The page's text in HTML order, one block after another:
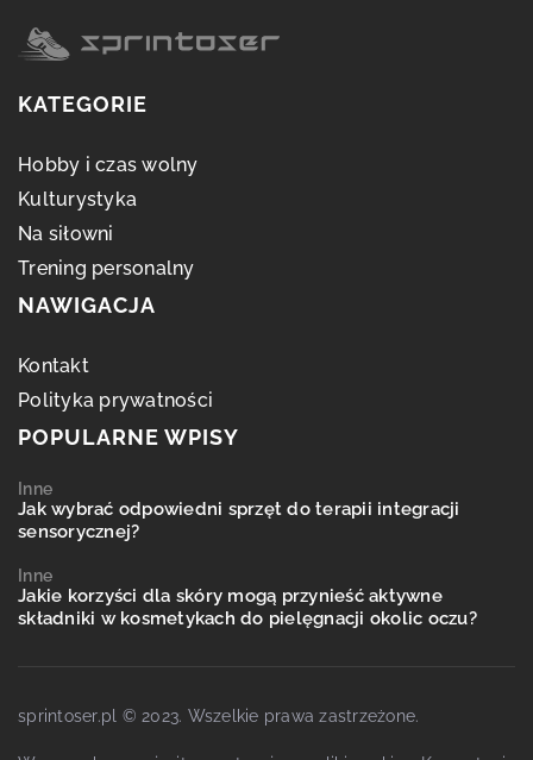
KATEGORIE
Hobby i czas wolny
Kulturystyka
Na siłowni
Trening personalny
NAWIGACJA
Kontakt
Polityka prywatności
POPULARNE WPISY
Inne
Jak wybrać odpowiedni sprzęt do terapii integracji
sensorycznej?
Inne
Jakie korzyści dla skóry mogą przynieść aktywne
składniki w kosmetykach do pielęgnacji okolic oczu?
sprintoser.pl © 2023. Wszelkie prawa zastrzeżone.